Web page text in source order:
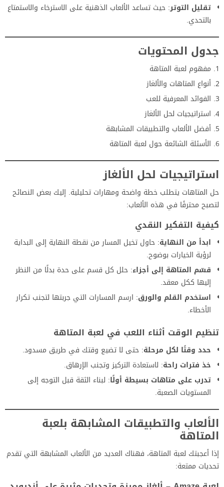
تقليل التوتر: حيث تساعد الألعاب الذهنية على الاسترخاء والاستمتاع
بالتحدي.
جدول المحتويات
مفهوم لعبة المتاهة
أنواع المتاهات والألغاز
الفوائد المعرفية للعب
استراتيجيات لحل الألغاز
أفضل الألعاب والتطبيقات المشابهة
الأسئلة الشائعة حول لعبة المتاهة
استراتيجيات لحل الألغاز
حل المتاهات يتطلب خطة واضحة ومهارات تحليلية. إليك بعض النصائح
لتصبح محترفًا في هذه الألعاب:
كيفية التفكير النقدي
ابدأ من النهاية: حاول تخيل المسار من نقطة النهاية إلى البداية
لرؤية الخيارات بوضوح.
قسّم المتاهة إلى أجزاء: حلل كل قسم على حدة بدلًا من النظر
إليها ككل معقد.
استخدم القلم والورق: ارسم المسارات التي جربتها لتجنب تكرار
الأخطاء.
تنظيم الوقت أثناء اللعب في لعبة المتاهة
حدد وقتًا لكل مرحلة: حتى لا تضيع وقتك في طريق مسدود.
خذ فترات راحة: لاستعادة التركيز وتجنب الإرهاق.
تدرب على متاهات بسيطة أولًا: لبناء الثقة قبل التوجه إلى
المستويات الصعبة.
الألعاب والتطبيقات المشابهة بلعبة
المتاهة
إذا أعجبتك لعبة المتاهة، فهناك العديد من الألعاب المشابهة التي تقدم
تحديات ممتعة: